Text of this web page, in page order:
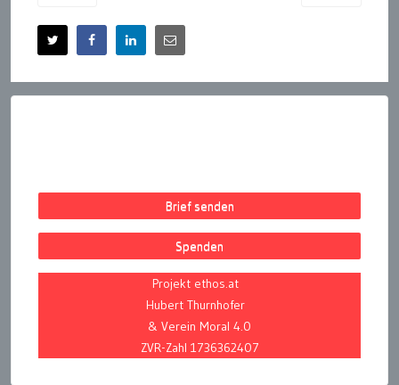
Brief senden
Spenden
Projekt ethos.at
Hubert Thurnhofer
& Verein Moral 4.0
ZVR-Zahl 1736362407